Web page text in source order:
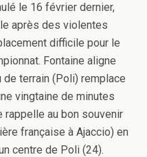
le 16 février dernier,
après des violentes
difficile pour le
Fontaine aligne
de terrain (Poli) remplace
vingtaine de minutes
rappelle au bon souvenir
française à Ajaccio) en
centre de Poli (24).